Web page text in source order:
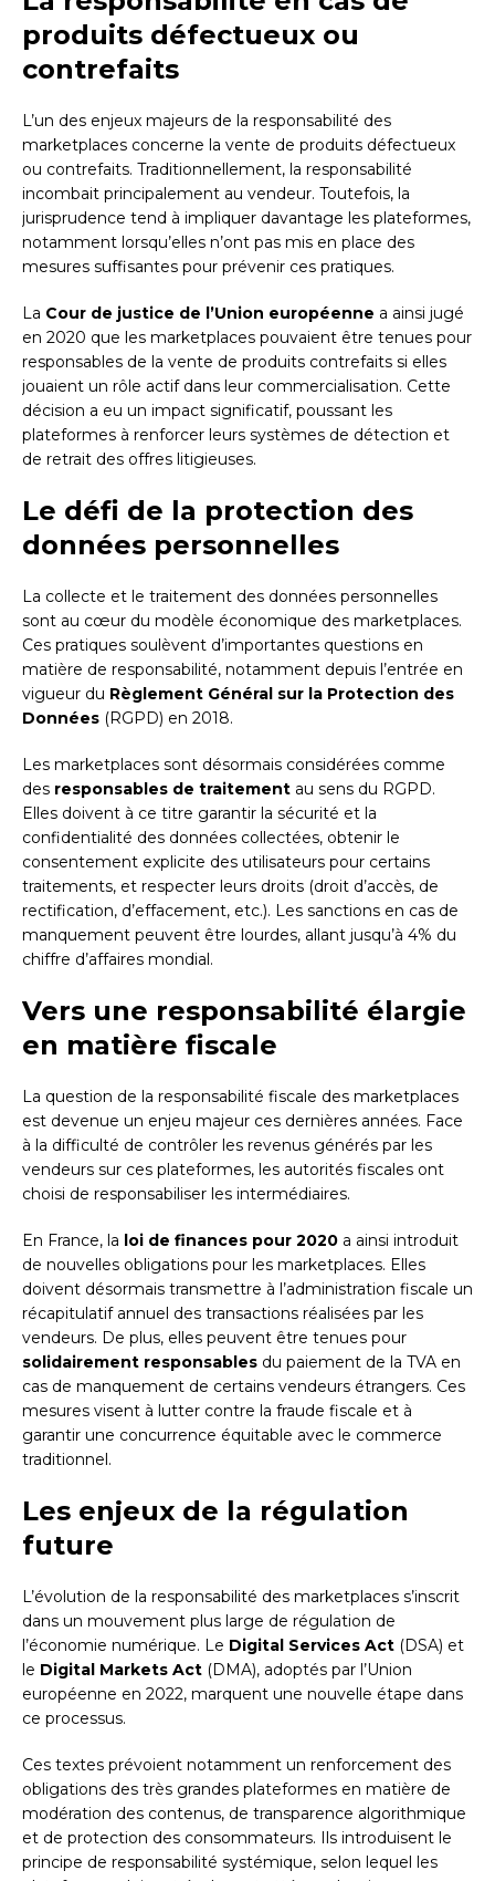
produits défectueux ou
contrefaits
L’un des enjeux majeurs de la responsabilité des
marketplaces concerne la vente de produits défectueux
ou contrefaits. Traditionnellement, la responsabilité
incombait principalement au vendeur. Toutefois, la
jurisprudence tend à impliquer davantage les plateformes,
notamment lorsqu’elles n’ont pas mis en place des
mesures suffisantes pour prévenir ces pratiques.
La Cour de justice de l’Union européenne a ainsi jugé
en 2020 que les marketplaces pouvaient être tenues pour
responsables de la vente de produits contrefaits si elles
jouaient un rôle actif dans leur commercialisation. Cette
décision a eu un impact significatif, poussant les
plateformes à renforcer leurs systèmes de détection et
de retrait des offres litigieuses.
Le défi de la protection des
données personnelles
La collecte et le traitement des données personnelles
sont au cœur du modèle économique des marketplaces.
Ces pratiques soulèvent d’importantes questions en
matière de responsabilité, notamment depuis l’entrée en
vigueur du Règlement Général sur la Protection des
Données (RGPD) en 2018.
Les marketplaces sont désormais considérées comme
des responsables de traitement au sens du RGPD.
Elles doivent à ce titre garantir la sécurité et la
confidentialité des données collectées, obtenir le
consentement explicite des utilisateurs pour certains
traitements, et respecter leurs droits (droit d’accès, de
rectification, d’effacement, etc.). Les sanctions en cas de
manquement peuvent être lourdes, allant jusqu’à 4% du
chiffre d’affaires mondial.
Vers une responsabilité élargie
en matière fiscale
La question de la responsabilité fiscale des marketplaces
est devenue un enjeu majeur ces dernières années. Face
à la difficulté de contrôler les revenus générés par les
vendeurs sur ces plateformes, les autorités fiscales ont
choisi de responsabiliser les intermédiaires.
En France, la loi de finances pour 2020 a ainsi introduit
de nouvelles obligations pour les marketplaces. Elles
doivent désormais transmettre à l’administration fiscale un
récapitulatif annuel des transactions réalisées par les
vendeurs. De plus, elles peuvent être tenues pour
solidairement responsables du paiement de la TVA en
cas de manquement de certains vendeurs étrangers. Ces
mesures visent à lutter contre la fraude fiscale et à
garantir une concurrence équitable avec le commerce
traditionnel.
Les enjeux de la régulation
future
L’évolution de la responsabilité des marketplaces s’inscrit
dans un mouvement plus large de régulation de
l’économie numérique. Le Digital Services Act (DSA) et
le Digital Markets Act (DMA), adoptés par l’Union
européenne en 2022, marquent une nouvelle étape dans
ce processus.
Ces textes prévoient notamment un renforcement des
obligations des très grandes plateformes en matière de
modération des contenus, de transparence algorithmique
et de protection des consommateurs. Ils introduisent le
principe de responsabilité systémique, selon lequel les